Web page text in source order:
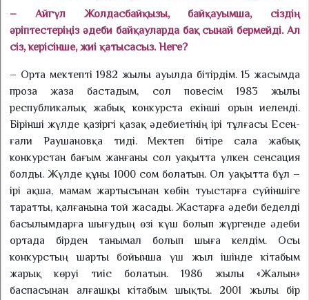
– Айгүл Жолдасбайқызы, байқауымша, сіздің
әріптестеріңіз әдеби байқауларда бақ сынай бер­мейді. Ал
сіз, керісінше, жиі қа­тысасыз. Неге?
– Орта мектепті 1982 жылы ауыл­да бітірдім. 15 жасымда
проза жаза бастадым, сол повесім 1983 жылы
республикалық жа­бық конкурста екінші орын ие­ленді.
Бірінші жүлде қазіргі қа­зақ әдебиетінің ірі тұлғасы Есен­­
ғали Раушановқа тиді. Мектеп бітіре сала жабық
конкурстан бағым жанғаны сол уақытта үл­кен сенсация
болды. Жүлде құны 1000 сом болатын. Ол уақытта бұл –
ірі ақша, мамам жартысынан көбін туыстарға сүйіншіге
таратты, қалғанына той жасады. Жастарға әдеби беделді
басы­лым­дарға шығудың өзі күш болып жүргенде әдеби
ортада бірден танымал болып шыға келдім. Осы
конкурстың шарты бойынша үш жыл ішінде кітабым
жарық көруі тиіс болатын. 1986 жылы «Жалын»
баспасынан алғашқы кітабым шықты. 2001 жылы бір